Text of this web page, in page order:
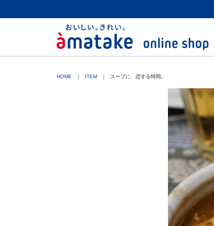
HOME ITEM スープに、恋する時間。